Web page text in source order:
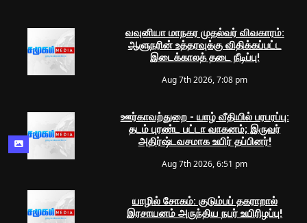
வவுனியா மாநகர முதல்வர் விவகாரம்:
ஆளுநரின் உத்தரவுக்கு விதிக்கப்பட்ட
இடைக்காலத் தடை நீடிப்பு!
Aug 7th 2026, 7:08 pm
ஊர்காவற்துறை - யாழ் வீதியில் பரபரப்பு:
தடம் புரண்ட பட்டா வாகனம்; இருவர்
அதிர்ஷ்டவசமாக உயிர் தப்பினர்!
Aug 7th 2026, 6:51 pm
யாழில் சோகம்: குடும்பப் தகராறால்
இரசாயனம் அருந்திய நபர் உயிரிழப்பு!